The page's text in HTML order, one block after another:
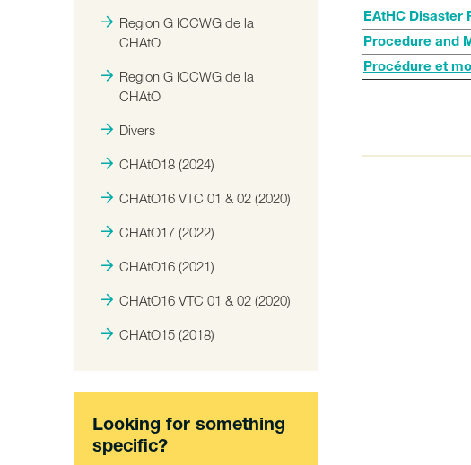
Region G ICCWG de la
CHAtO
Region G ICCWG de la
CHAtO
Divers
CHAtO18 (2024)
CHAtO16 VTC 01 & 02 (2020)
CHAtO17 (2022)
CHAtO16 (2021)
CHAtO16 VTC 01 & 02 (2020)
CHAtO15 (2018)
Looking for something
specific?
EAtHC Disaster
Procedure and
Procédure et